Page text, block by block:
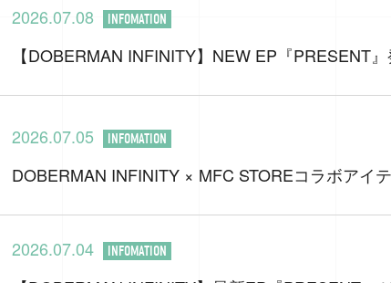
2026.07.08 INFOMATION
【DOBERMAN INFINITY】NEW EP『PRESENT
2026.07.05 INFOMATION
DOBERMAN INFINITY × MFC STOREコラボアイ
2026.07.04 INFOMATION